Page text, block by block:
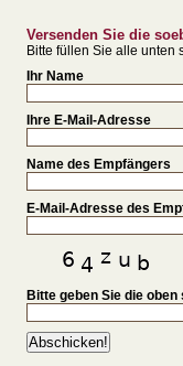
Versenden Sie die
Bitte füllen Sie alle unten
Ihr Name
Ihre E-Mail-Adresse
Name des Empfängers
E-Mail-Adresse des
Bitte geben Sie die